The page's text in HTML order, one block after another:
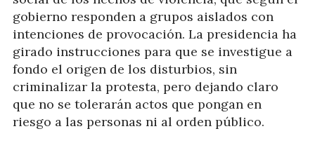
gobierno responden a grupos aislados con
intenciones de provocación. La presidencia ha
girado instrucciones para que se investigue a
fondo el origen de los disturbios, sin
criminalizar la protesta, pero dejando claro
que no se tolerarán actos que pongan en
riesgo a las personas ni al orden público.